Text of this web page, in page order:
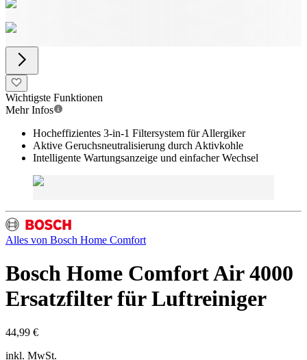
Wichtigste Funktionen
Mehr Infos
Hocheffizientes 3-in-1 Filtersystem für Allergiker
Aktive Geruchsneutralisierung durch Aktivkohle
Intelligente Wartungsanzeige und einfacher Wechsel
Alles von Bosch Home Comfort
Bosch Home Comfort Air 4000
Ersatzfilter für Luftreiniger
44,99 €
inkl. MwSt.